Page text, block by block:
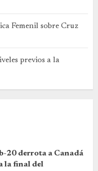
Femenil sobre Cruz
previos a la
20 derrota a Canadá
la final del